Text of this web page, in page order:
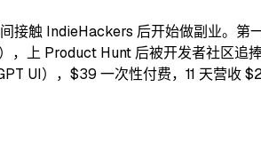
接触 IndieHackers 后开始做副业。
，上 Product Hunt 后被开发者社区
UI），$39 一次性付费，11 天营收